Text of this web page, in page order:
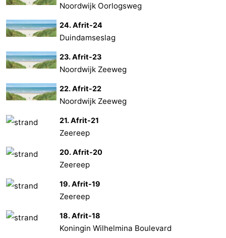
Noordwijk Oorlogsweg
24. Afrit-24
Duindamseslag
23. Afrit-23
Noordwijk Zeeweg
22. Afrit-22
Noordwijk Zeeweg
21. Afrit-21
Zeereep
20. Afrit-20
Zeereep
19. Afrit-19
Zeereep
18. Afrit-18
Koningin Wilhelmina Boulevard